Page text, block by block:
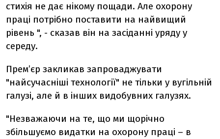
стихія не дає нікому пощади. Але охорону
праці потрібно поставити на найвищий
рівень ", - сказав він на засіданні уряду у
середу.
Прем’єр закликав запроваджувати
"найсучасніші технології" не тільки у вугільній
галузі, але й в інших видобувних галузях.
"Незважаючи на те, що ми щорічно
збільшуємо видатки на охорону праці – в